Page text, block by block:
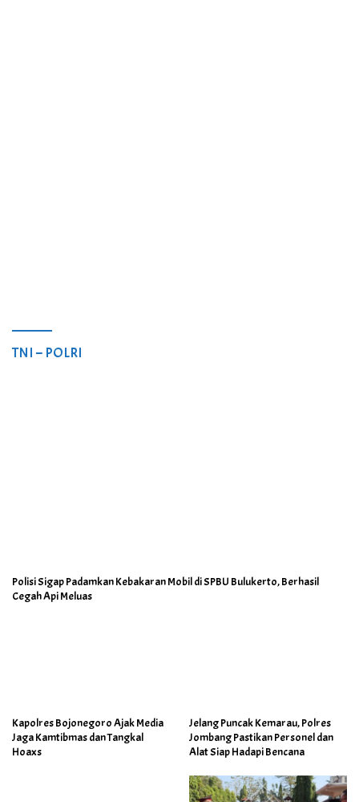
TNI – POLRI
Polisi Sigap Padamkan Kebakaran Mobil di SPBU Bulukerto, Berhasil
Cegah Api Meluas
Kapolres Bojonegoro Ajak Media
Jaga Kamtibmas dan Tangkal
Hoaxs
Jelang Puncak Kemarau, Polres
Jombang Pastikan Personel dan
Alat Siap Hadapi Bencana